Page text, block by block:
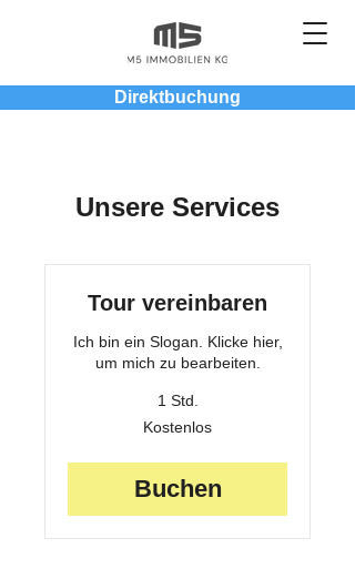
Direktbuchung
Unsere Services
Tour vereinbaren
Ich bin ein Slogan. Klicke hier,
um mich zu bearbeiten.
1 Std.
Kostenlos
Buchen